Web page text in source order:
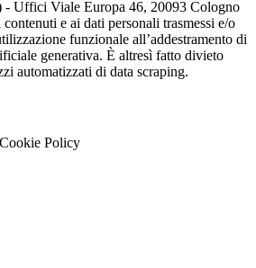
- Uffici Viale Europa 46, 20093 Cologno
e ai dati personali trasmessi e/o
funzionale all’addestramento di
generativa. È altresì fatto divieto
automatizzati di data scraping.
Cookie Policy